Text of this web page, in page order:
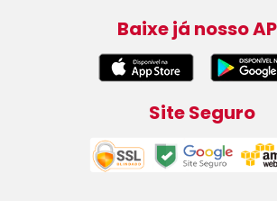
Baixe já nosso
Site Seguro